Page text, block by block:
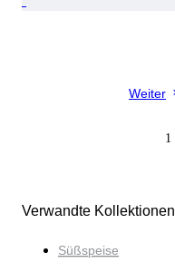
Weiter
1
Verwandte Kollektionen
Süßspeise